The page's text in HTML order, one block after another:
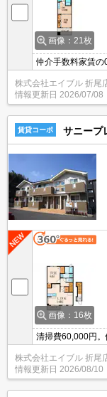
画像：21枚
仲介手数料家賃の
加入要10,000円
ーホン付き。クロ
株式会社エイブル 折尾
情報更新日 2026/07/08
賃貸コーポ サニープ
画像：16枚
清掃費60,000円。
燥式。キッチンは
き。追焚給湯。シ
株式会社エイブル 折尾
情報更新日 2026/08/10